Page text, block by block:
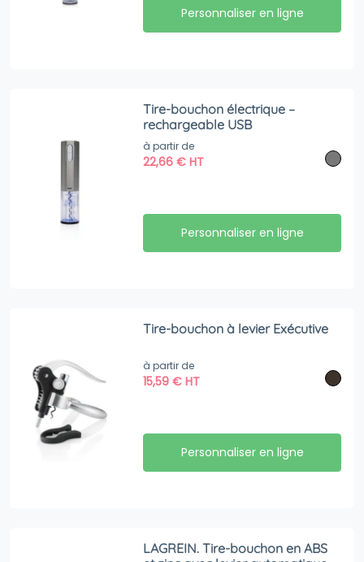
Personnaliser en ligne
Tire-bouchon électrique –
rechargeable USB
à partir de
22,66€ HT
Personnaliser en ligne
Tire-bouchon à levier Exécutive
à partir de
15,59€ HT
Personnaliser en ligne
LAGREIN. Tire-bouchon en ABS